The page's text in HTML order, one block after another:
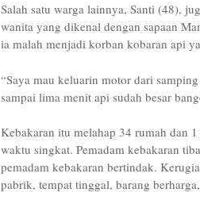
Salah satu warga lainnya, Santi (48),
wanita yang dikenal dengan sapaan
ia malah menjadi korban kobaran api
“Saya mau keluarin motor dari
sampai lima menit api sudah besar
Kebakaran itu melahap 34 rumah dan
waktu singkat. Pemadam kebakaran
pemadam kebakaran bertindak.
pabrik, tempat tinggal, barang